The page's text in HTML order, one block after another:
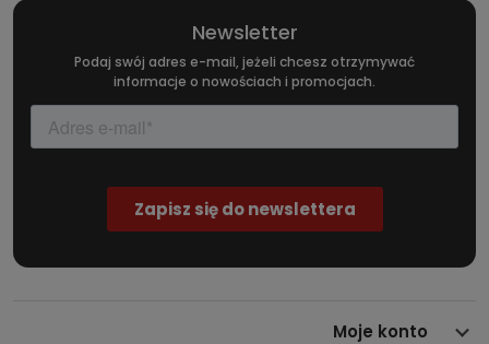
Newsletter
Podaj swój adres e-mail, jeżeli chcesz otrzymywać
informacje o nowościach i promocjach.
Moje konto